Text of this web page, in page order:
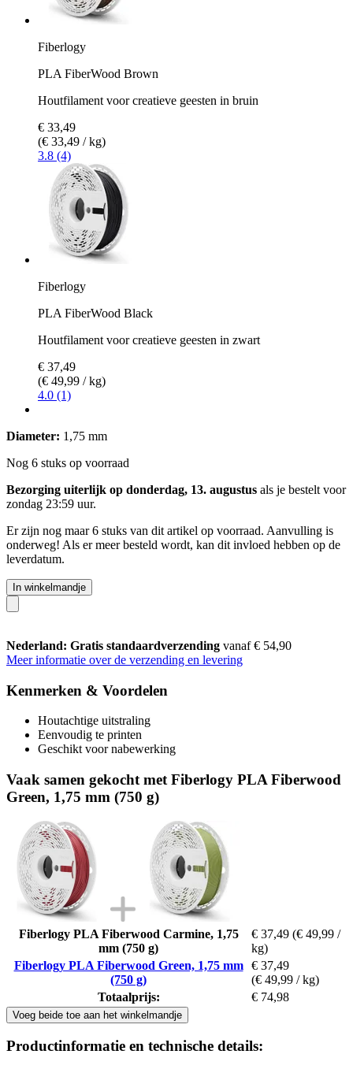
Fiberlogy
PLA FiberWood Brown
Houtfilament voor creatieve geesten in bruin
€ 33,49
(€ 33,49 / kg)
3.8 (4)
Fiberlogy
PLA FiberWood Black
Houtfilament voor creatieve geesten in zwart
€ 37,49
(€ 49,99 / kg)
4.0 (1)
Diameter: 1,75 mm
Nog 6 stuks op voorraad
Bezorging uiterlijk op donderdag, 13. augustus als je bestelt voor
zondag 23:59 uur.
Er zijn nog maar 6 stuks van dit artikel op voorraad. Aanvulling is
onderweg! Als er meer besteld wordt, kan dit invloed hebben op de
leverdatum.
In winkelmandje
Nederland: Gratis standaardverzending vanaf € 54,90
Meer informatie over de verzending en levering
Kenmerken & Voordelen
Houtachtige uitstraling
Eenvoudig te printen
Geschikt voor nabewerking
Vaak samen gekocht met Fiberlogy PLA Fiberwood
Green, 1,75 mm (750 g)
Fiberlogy PLA Fiberwood Carmine, 1,75
mm (750 g)
€ 37,49 (€ 49,99 /
kg)
Fiberlogy PLA Fiberwood Green, 1,75 mm
(750 g)
€ 37,49
(€ 49,99 / kg)
Totaalprijs:
€ 74,98
Voeg beide toe aan het winkelmandje
Productinformatie en technische details: